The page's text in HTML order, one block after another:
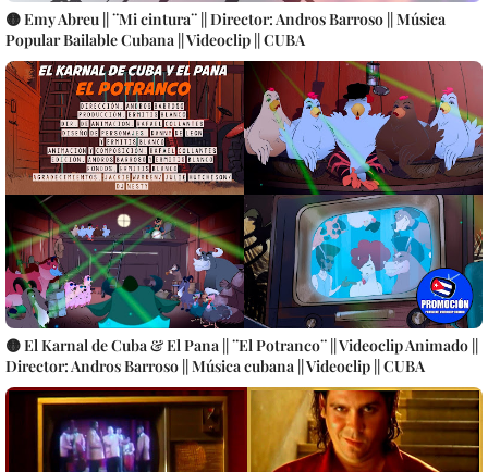
🟡 Emy Abreu || ¨Mi cintura¨ || Director: Andros Barroso || Música
Popular Bailable Cubana || Videoclip || CUBA
🟡 El Karnal de Cuba & El Pana || ¨El Potranco¨ || Videoclip Animado ||
Director: Andros Barroso || Música cubana || Videoclip || CUBA